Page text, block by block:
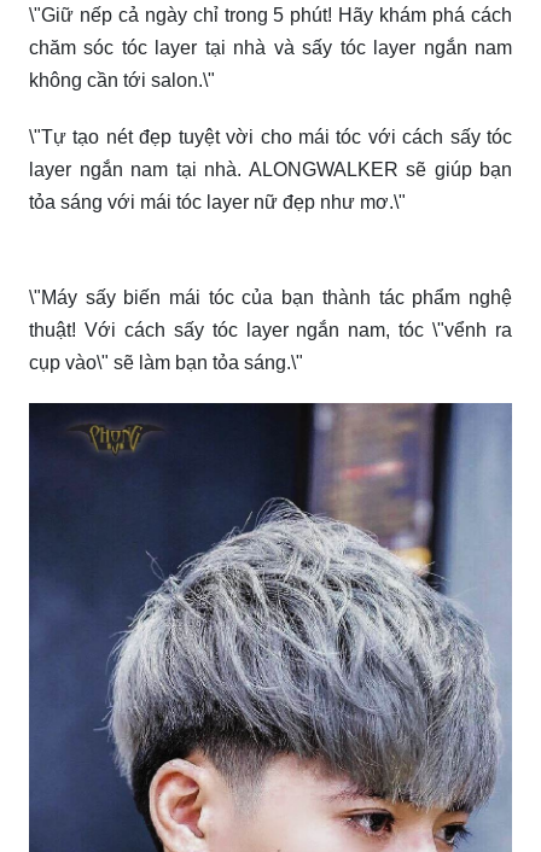
\"Giữ nếp cả ngày chỉ trong 5 phút! Hãy khám phá cách
chăm sóc tóc layer tại nhà và sấy tóc layer ngắn nam
không cần tới salon.\"
\"Tự tạo nét đẹp tuyệt vời cho mái tóc với cách sấy tóc
layer ngắn nam tại nhà. ALONGWALKER sẽ giúp bạn
tỏa sáng với mái tóc layer nữ đẹp như mơ.\"
\"Máy sấy biến mái tóc của bạn thành tác phẩm nghệ
thuật! Với cách sấy tóc layer ngắn nam, tóc \"vểnh ra
cụp vào\" sẽ làm bạn tỏa sáng.\"